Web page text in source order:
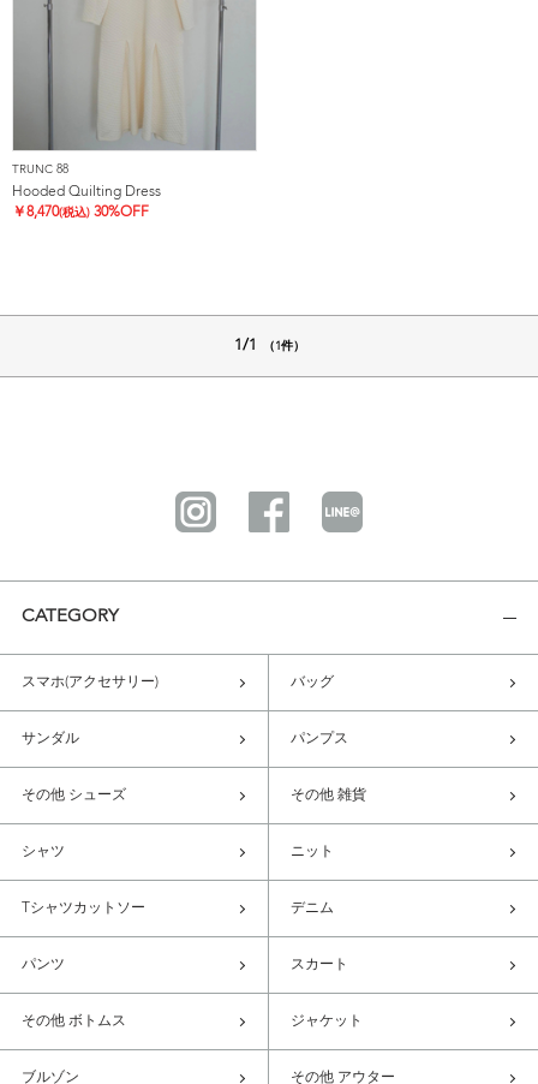
TRUNC 88
Hooded Quilting Dress
￥8,470(税込) 30%OFF
1/1 （1件）
CATEGORY
スマホ(アクセサリー) バッグ
サンダル パンプス
その他 シューズ その他 雑貨
シャツ ニット
Tシャツカットソー デニム
パンツ スカート
その他 ボトムス ジャケット
ブルゾン その他 アウター